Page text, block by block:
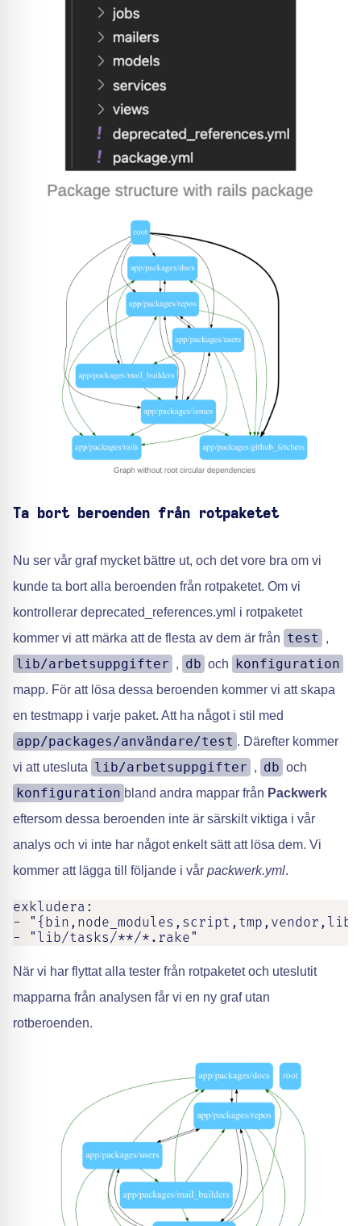
Ta bort beroenden från rotpaketet
Nu ser vår graf mycket bättre ut, och det vore bra om vi
kunde ta bort alla beroenden från rotpaketet. Om vi
kontrollerar deprecated_references.yml i rotpaketet
kommer vi att märka att de flesta av dem är från test ,
lib/arbetsuppgifter , db och konfiguration
mapp. För att lösa dessa beroenden kommer vi att skapa
en testmapp i varje paket. Att ha något i stil med
app/packages/användare/test . Därefter kommer
vi att utesluta lib/arbetsuppgifter , db och
konfiguration bland andra mappar från Packwerk
eftersom dessa beroenden inte är särskilt viktiga i vår
analys och vi inte har något enkelt sätt att lösa dem. Vi
kommer att lägga till följande i vår packwerk.yml.
exkludera:
-
- "lib/tasks/**/*.rake"
När vi har flyttat alla tester från rotpaketet och uteslutit
mapparna från analysen får vi en ny graf utan
rotberoenden.